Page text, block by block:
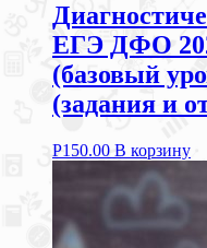
ЕГЭ ДФО
(базовый
(задания и
Р150.00 В корзину